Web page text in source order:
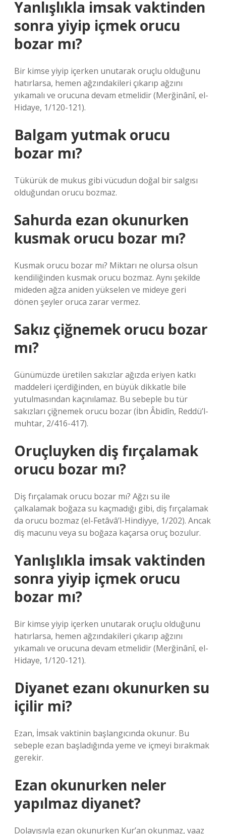
Yanlışlıkla imsak vaktinden
sonra yiyip içmek orucu
bozar mı?
Bir kimse yiyip içerken unutarak oruçlu olduğunu
hatırlarsa, hemen ağzındakileri çıkarıp ağzını
yıkamalı ve orucuna devam etmelidir (Merğinânî, el-
Hidaye, 1/120-121).
Balgam yutmak orucu
bozar mı?
Tükürük de mukus gibi vücudun doğal bir salgısı
olduğundan orucu bozmaz.
Sahurda ezan okunurken
kusmak orucu bozar mı?
Kusmak orucu bozar mı? Miktarı ne olursa olsun
kendiliğinden kusmak orucu bozmaz. Aynı şekilde
mideden ağza aniden yükselen ve mideye geri
dönen şeyler oruca zarar vermez.
Sakız çiğnemek orucu bozar
mı?
Günümüzde üretilen sakızlar ağızda eriyen katkı
maddeleri içerdiğinden, en büyük dikkatle bile
yutulmasından kaçınılamaz. Bu sebeple bu tür
sakızları çiğnemek orucu bozar (İbn Âbidîn, Reddü’l-
muhtar, 2/416-417).
Oruçluyken diş fırçalamak
orucu bozar mı?
Diş fırçalamak orucu bozar mı? Ağzı su ile
çalkalamak boğaza su kaçmadığı gibi, diş fırçalamak
da orucu bozmaz (el-Fetâvâ’l-Hindiyye, 1/202). Ancak
diş macunu veya su boğaza kaçarsa oruç bozulur.
Yanlışlıkla imsak vaktinden
sonra yiyip içmek orucu
bozar mı?
Bir kimse yiyip içerken unutarak oruçlu olduğunu
hatırlarsa, hemen ağzındakileri çıkarıp ağzını
yıkamalı ve orucuna devam etmelidir (Merğinânî, el-
Hidaye, 1/120-121).
Diyanet ezanı okunurken su
içilir mi?
Ezan, İmsak vaktinin başlangıcında okunur. Bu
sebeple ezan başladığında yeme ve içmeyi bırakmak
gerekir.
Ezan okunurken neler
yapılmaz diyanet?
Dolayısıyla ezan okunurken Kur’an okunmaz, vaaz